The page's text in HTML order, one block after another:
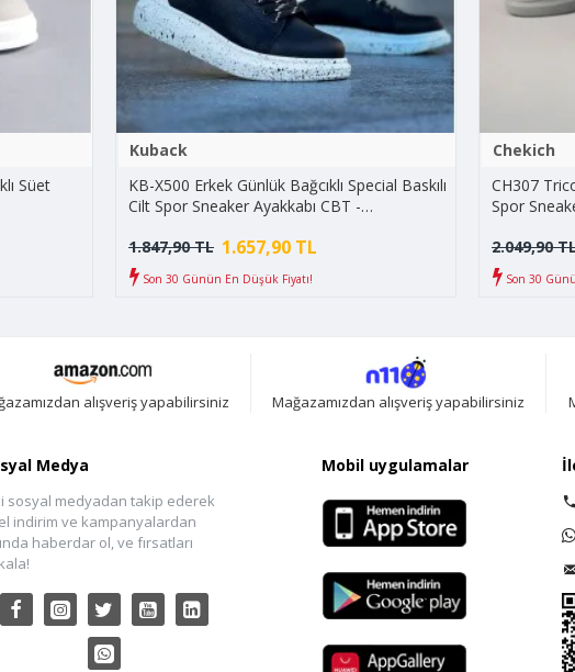
Süet
Kuback
KB-X500 Erkek Günlük Bağcıklı Special Baskılı
Cilt Spor Sneaker Ayakkabı CBT -
1.657,90 TL
1.847,90 TL
Son 30 Günün En Düşük Fiyatı!
Chekich
CH307
Spor
2.049,90
Son 30
alışveriş yapabilirsiniz Mağazamızdan alışveriş yapabilirsiniz
Medya
sosyal medyadan takip ederek
indirim ve kampanyalardan
haberdar ol, ve fırsatları
Mobil uygulamalar